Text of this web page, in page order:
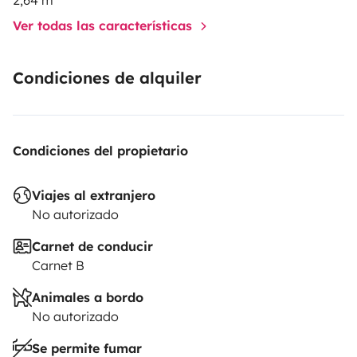
Ver todas las características
Condiciones de alquiler
Condiciones del propietario
Viajes al extranjero
No autorizado
Carnet de conducir
Carnet B
Animales a bordo
No autorizado
Se permite fumar